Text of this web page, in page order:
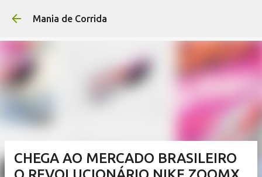
Mania de Corrida
CHEGA AO MERCADO BRASILEIRO